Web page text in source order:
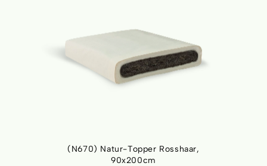
(N670) Natur-Topper Rosshaar,
90x200cm